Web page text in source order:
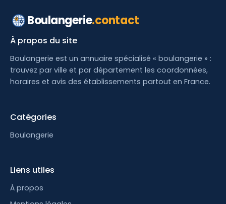
Boulangerie.contact
À propos du site
Boulangerie est un annuaire spécialisé « boulangerie » :
trouvez par ville et par département les coordonnées,
horaires et avis des établissements partout en France.
Catégories
Boulangerie
Liens utiles
À propos